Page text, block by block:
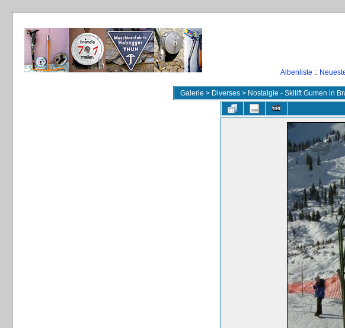
Albenliste ::
Galerie > Diverses > Nostalgie - Skilift Gumen in